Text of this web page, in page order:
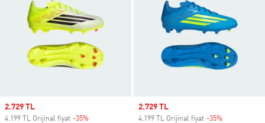
Sale price
2.729 TL
4.199 TL Orijinal fiyat -35%
Sale price
2.729 TL
4.199 TL Orijinal fiyat -35%